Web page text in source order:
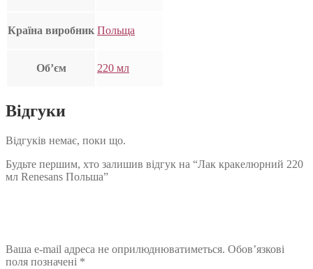
Країна виробник Польща
Об’єм 220 мл
Відгуки
Відгуків немає, поки що.
Будьте першим, хто залишив відгук на “Лак кракелюрний 220
мл Renesans Польша”
Ваша e-mail адреса не оприлюднюватиметься. Обов’язкові
поля позначені *